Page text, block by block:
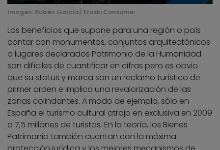
Imagen: Rubén García/ Eroski Consumer
Los beneficios que supone para una región o país
contar con monumentos, conjuntos arquitectónicos
o lugares declarados Patrimonio de la Humanidad
son difíciles de cuantificar en cifras pero es obvio
que su status y marca son un reclamo turístico de
primer orden e implica una revalorización de las
zonas colindantes. A modo de ejemplo, sólo en
España el turismo cultural atrajo en exclusiva en 2009
a 7,5 millones de turistas. En la teoría, los Bienes
Patrimonio también cuentan con la máxima